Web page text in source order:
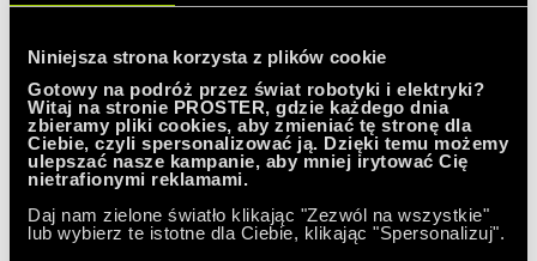
Niniejsza strona korzysta z plików cookie
Gotowy na podróż przez świat robotyki i elektryki?
Witaj na stronie PROSTER, gdzie każdego dnia
zbieramy pliki cookies, aby zmieniać tę stronę dla
Ciebie, czyli spersonalizować ją. Dzięki temu możemy
ulepszać nasze kampanie, aby mniej irytować Cię
nietrafionymi reklamami.
Daj nam zielone światło klikając "Zezwól na wszystkie"
lub wybierz te istotne dla Ciebie, klikając "Spersonalizuj".
wykonujemy prace potwierdzone
certyfikatem systemu zarządzania jakości
ISO 9001 (sprawdź w stopce)